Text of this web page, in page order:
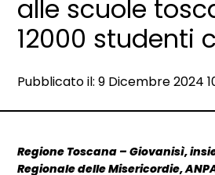
alle scuole
12000 studenti
Data e ora:
Pubblicato il: 9 Dicembre 2024
Dettagli articolo
Regione Toscana – Giovanisì,
Regionale delle Misericordie,